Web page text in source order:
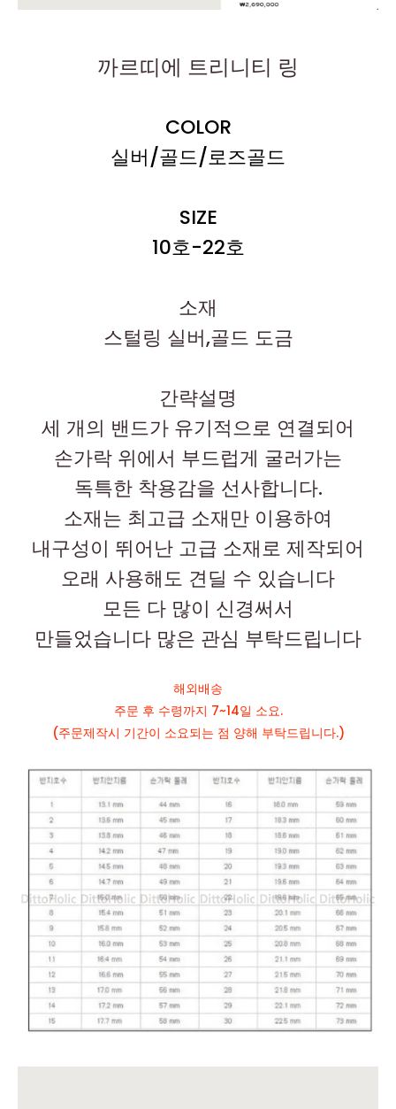
까르띠에 트리니티 링
COLOR
실버/골드/로즈골드
SIZE
10호-22호
소재
스털링 실버,골드 도금
간략설명
세 개의 밴드가 유기적으로 연결되어
손가락 위에서 부드럽게 굴러가는
독특한 착용감을 선사합니다.
소재는 최고급 소재만 이용하여
내구성이 뛰어난 고급 소재로 제작되어
오래 사용해도 견딜 수 있습니다
모든 다 많이 신경써서
만들었습니다 많은 관심 부탁드립니다
해외배송
주문 후 수령까지 7~14일 소요.
(주문제작시 기간이 소요되는 점 양해 부탁드립니다.)